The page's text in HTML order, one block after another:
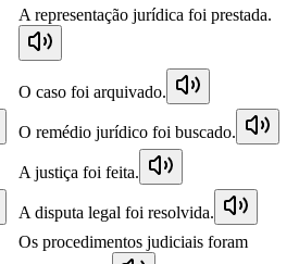
A representação jurídica foi prestada.
O caso foi arquivado.
O remédio jurídico foi buscado.
A justiça foi feita.
A disputa legal foi resolvida.
Os procedimentos judiciais foram